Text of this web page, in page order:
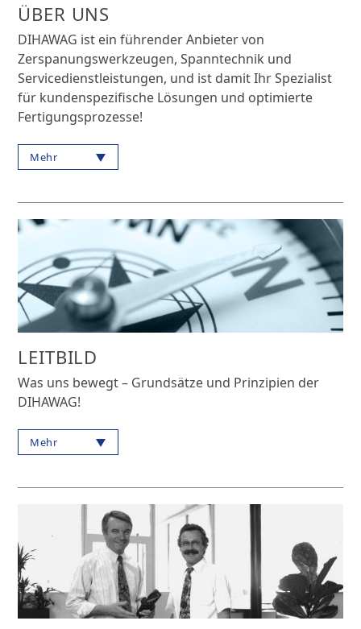
ÜBER UNS
DIHAWAG ist ein führender Anbieter von
Zerspanungswerkzeugen, Spanntechnik und
Servicedienstleistungen, und ist damit Ihr Spezialist
für kundenspezifische Lösungen und optimierte
Fertigungsprozesse!
Mehr
LEITBILD
Was uns bewegt – Grundsätze und Prinzipien der
DIHAWAG!
Mehr